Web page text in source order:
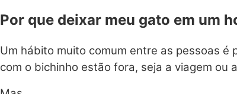
Por que deixar meu gato em um
Um hábito muito comum entre as pessoas é
com o bichinho estão fora, seja a viagem ou